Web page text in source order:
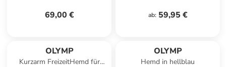
69,00 € ab: 59,95 €
OLYMP
Kurzarm FreizeitHemd für
OLYMP
Hemd in hellblau